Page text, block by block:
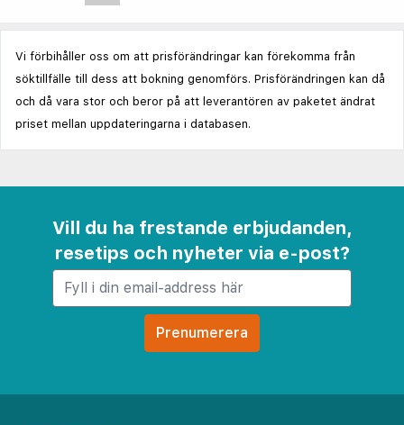
Vi förbihåller oss om att prisförändringar kan förekomma från
söktillfälle till dess att bokning genomförs. Prisförändringen kan då
och då vara stor och beror på att leverantören av paketet ändrat
priset mellan uppdateringarna i databasen.
Vill du ha frestande erbjudanden,
resetips och nyheter via e-post?